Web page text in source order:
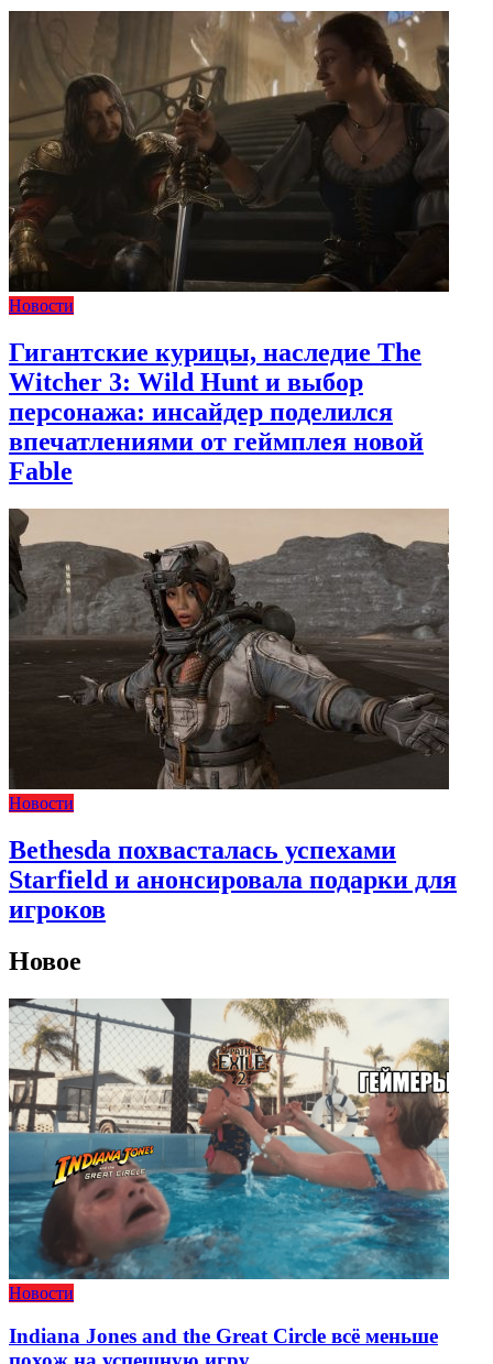
Новости
Гигантские курицы, наследие The
Witcher 3: Wild Hunt и выбор
персонажа: инсайдер поделился
впечатлениями от геймплея новой
Fable
Новости
Bethesda похвасталась успехами
Starfield и анонсировала подарки для
игроков
Новое
Новости
Indiana Jones and the Great Circle всё меньше